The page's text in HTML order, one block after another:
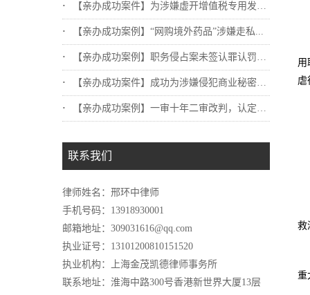
【亲办成功案件】为涉嫌虚开增值税专用发票...
【亲办成功案例】“网购境外药品”涉嫌走私...
【亲办成功案例】职务侵占案未签认罪认罚，...
【亲办成功案件】成功为涉嫌侵犯商业秘密罪...
【亲办成功案例】一审十年二审改判，认定不...
联系我们
律师姓名：邢环中律师
手机号码：13918930001
邮箱地址：309031616@qq.com
执业证号：13101200810151520
执业机构：上海金茂凯德律师事务所
联系地址：淮海中路300号香港新世界大厦13层
用
虐
救
重